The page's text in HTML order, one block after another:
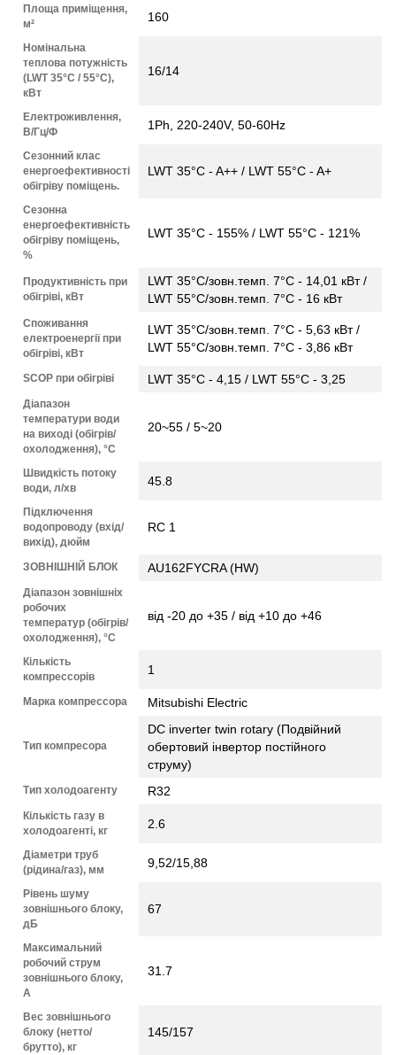
Площа приміщення,
м²
160
Номінальна
теплова потужність
(LWT 35°C / 55°C),
кВт
16/14
Електроживлення,
В/Гц/Ф
1Ph, 220-240V, 50-60Hz
Сезонний клас
енергоефективності
обігріву поміщень.
LWT 35°C - A++ / LWT 55°C - A+
Сезонна
енергоефективність
обігріву поміщень,
%
LWT 35°C - 155% / LWT 55°C - 121%
Продуктивність при
обігріві, кВт
LWT 35°C/зовн.темп. 7°С - 14,01 кВт /
LWT 55°C/зовн.темп. 7°С - 16 кВт
Споживання
електроенергії при
обігріві, кВт
LWT 35°C/зовн.темп. 7°С - 5,63 кВт /
LWT 55°C/зовн.темп. 7°С - 3,86 кВт
SCOP при обігріві LWT 35°C - 4,15 / LWT 55°C - 3,25
Діапазон
температури води
на виході (обігрів/
охолодження), °C
20~55 / 5~20
Швидкість потоку
води, л/хв
45.8
Підключення
водопроводу (вхід/
вихід), дюйм
RC 1
ЗОВНІШНІЙ БЛОК AU162FYCRA (HW)
Діапазон зовнішніх
робочих
температур (обігрів/
охолодження), °C
від -20 до +35 / від +10 до +46
Кількість
компрессорів
1
Марка компрессора Mitsubishi Electric
Тип компресора
DC inverter twin rotary (Подвійний
обертовий інвертор постійного
струму)
Тип холодоагенту R32
Кількість газу в
холодоагенті, кг
2.6
Діаметри труб
(рідина/газ), мм
9,52/15,88
Рівень шуму
зовнішнього блоку,
дБ
67
Максимальний
робочий струм
зовнішнього блоку,
А
31.7
Вес зовнішнього
блоку (нетто/
брутто), кг
145/157